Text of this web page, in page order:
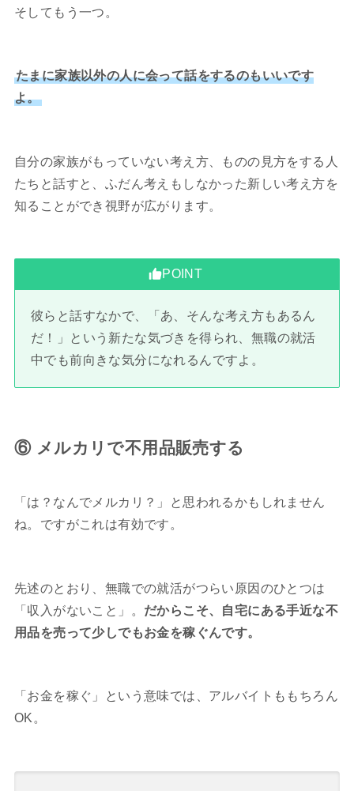
そしてもう一つ。
たまに家族以外の人に会って話をするのもいいです
よ。
自分の家族がもっていない考え方、ものの見方をする人
たちと話すと、ふだん考えもしなかった新しい考え方を
知ることができ視野が広がります。
POINT
彼らと話すなかで、「あ、そんな考え方もあるん
だ！」という新たな気づきを得られ、無職の就活
中でも前向きな気分になれるんですよ。
⑥ メルカリで不用品販売する
「は？なんでメルカリ？」と思われるかもしれません
ね。ですがこれは有効です。
先述のとおり、無職での就活がつらい原因のひとつは
「収入がないこと」。 だからこそ、自宅にある手近な不
用品を売って少しでもお金を稼ぐんです。
「お金を稼ぐ」という意味では、アルバイトももちろん
OK。